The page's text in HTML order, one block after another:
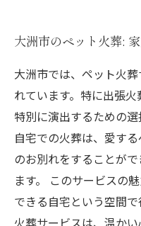
ート
大洲市で愛するペ
験
大洲市のペット火葬:
大洲市では、ペット火
れています。特に出張
特別に演出するための選
自宅での火葬は、愛す
のお別れをすることが
ます。 このサービスの
できる自宅という空間
火葬サービスは、温か